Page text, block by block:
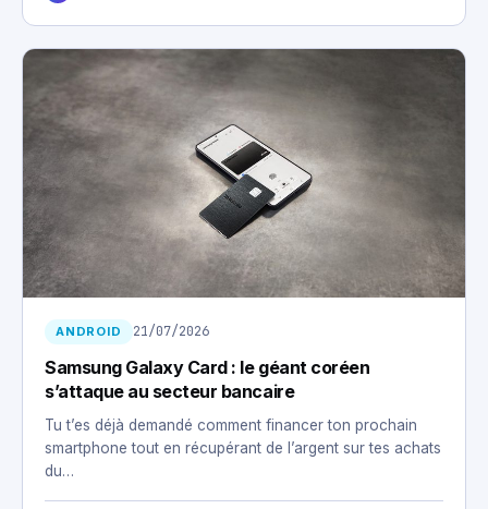
ANDROID 21/07/2026
Samsung Galaxy Card : le géant coréen
s’attaque au secteur bancaire
Tu t’es déjà demandé comment financer ton prochain
smartphone tout en récupérant de l’argent sur tes achats
du…